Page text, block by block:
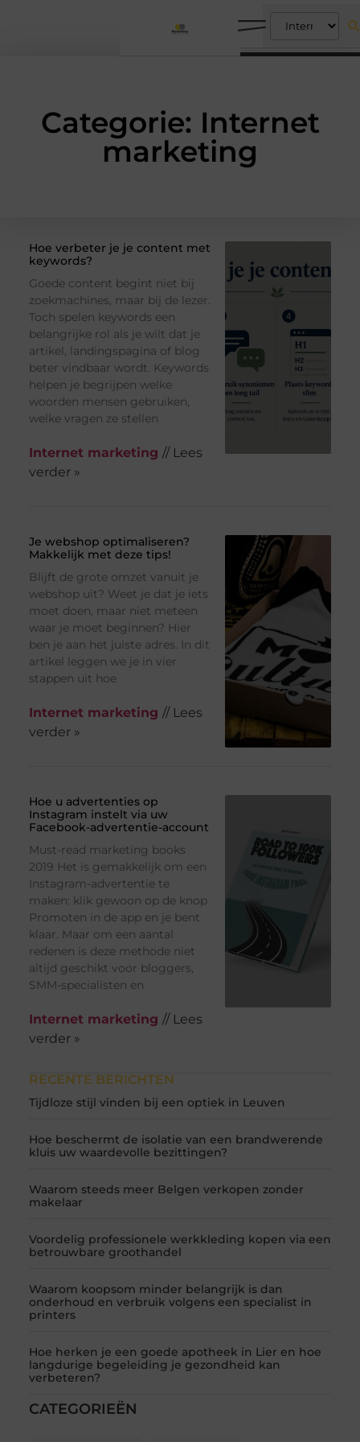
Categorie: Internet
marketing
RECENTE BERICHTEN
Tijdloze stijl vinden bij een optiek in Leuven
Hoe beschermt de isolatie van een brandwerende
kluis uw waardevolle bezittingen?
Waarom steeds meer Belgen verkopen zonder
makelaar
Voordelig professionele werkkleding kopen via een
betrouwbare groothandel
Waarom koopsom minder belangrijk is dan
onderhoud en verbruik volgens een specialist in
printers
Hoe herken je een goede apotheek in Lier en hoe
langdurige begeleiding je gezondheid kan
verbeteren?
CATEGORIEËN
Hoe verbeter je je content met
keywords?
Goede content begint niet bij
zoekmachines, maar bij de lezer.
Toch spelen keywords een
belangrijke rol als je wilt dat je
artikel, landingspagina of blog
beter vindbaar wordt. Keywords
helpen je begrijpen welke
woorden mensen gebruiken,
welke vragen ze stellen
Internet marketing // Lees
verder »
Je webshop optimaliseren?
Makkelijk met deze tips!
Blijft de grote omzet vanuit je
webshop uit? Weet je dat je iets
moet doen, maar niet meteen
waar je moet beginnen? Hier
ben je aan het juiste adres. In dit
artikel leggen we je in vier
stappen uit hoe
Internet marketing // Lees
verder »
Hoe u advertenties op
Instagram instelt via uw
Facebook-advertentie-account
Must-read marketing books
2019 Het is gemakkelijk om een ​​
Instagram-advertentie te
maken: klik gewoon op de knop
Promoten in de app en je bent
klaar. Maar om een ​​aantal
redenen is deze methode niet
altijd geschikt voor bloggers,
SMM-specialisten en
Internet marketing // Lees
verder »